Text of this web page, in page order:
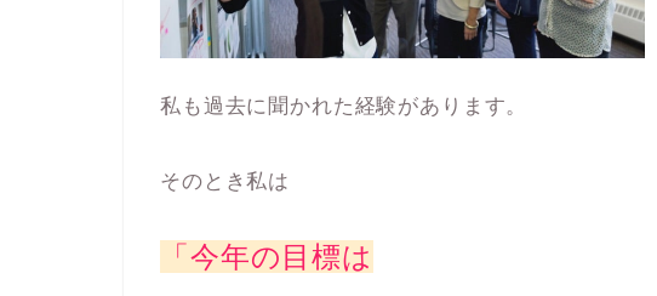
私も過去に聞かれた経験があります。
そのとき私は
「今年の目標は